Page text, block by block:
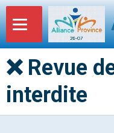
❌ Revue
interdite